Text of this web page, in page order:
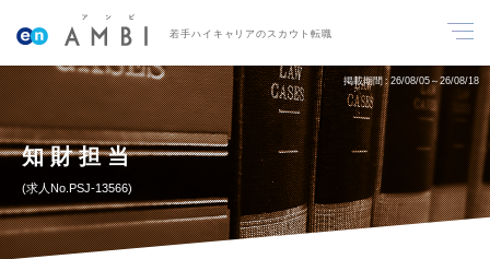
若手ハイキャリアのスカウト転職
掲載期間 26/08/05～26/08/18
知財担当
求人No.PSJ-13566